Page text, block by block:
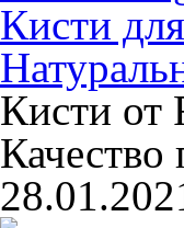
Кисти
Кисти от